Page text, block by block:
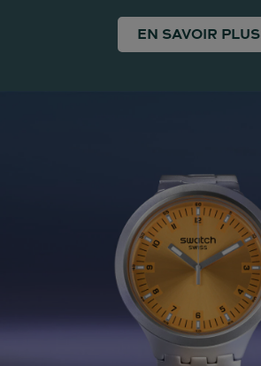
EN SAVOIR PLUS